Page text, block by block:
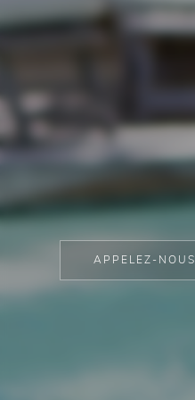
APPELEZ-NOUS